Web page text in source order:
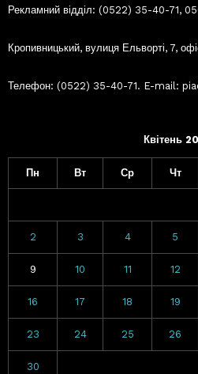
Рекламний відділ: (0522) 35-40-71,
Кропивницький, вулиця Ельворті, 7,
Телефон: (0522) 35-40-71. E-mail:
Квітень
Пн Вт Ср Чт
2 3 4 5
9 10 11 12
16 17 18 19
23 24 25 26
30